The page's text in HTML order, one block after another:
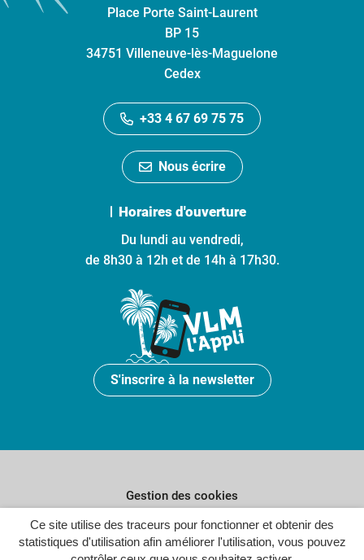
Ce site utilise des traceurs pour fonctionner et obtenir des
statistiques d'utilisation afin améliorer l'utilisation, vous pouvez
Place Porte Saint-Laurent
BP 15
34751 Villeneuve-lès-Maguelone
Cedex
+33 4 67 69 75 75
Nous écrire
Horaires d'ouverture
Du lundi au vendredi,
de 8h30 à 12h et de 14h à 17h30.
S'inscrire à la newsletter
Gestion des cookies
Plan du site
Politique de confidentialité